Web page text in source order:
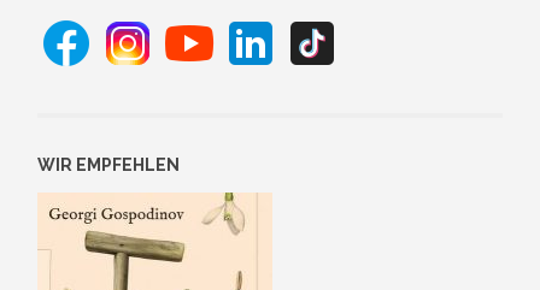
WIR EMPFEHLEN